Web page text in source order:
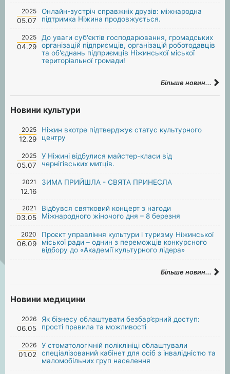
2025
05.07
Онлайн-зустріч справжніх друзів: міжнародна
підтримка Ніжина продовжується.
2025
04.29
До уваги суб'єктів господарювання, громадських
організацій підприємців, організацій роботодавців
та об'єднань підприємців Ніжинської міської
територіальної громади!
Більше новин...
Новини культури
2025
12.29
Ніжин вкотре підтверджує статус культурного
центру
2025
05.07
У Ніжині відбулися майстер-класи від
чернігівських митців.
2021
12.16
ЗИМА ПРИЙШЛА - СВЯТА ПРИНЕСЛА
2021
03.05
Відбувся святковий концерт з нагоди
Міжнародного жіночого дня – 8 березня
2020
06.09
Проєкт управління культури і туризму Ніжинської
міської ради – однин з переможців конкурсного
відбору до «Академії культурного лідера»
Більше новин...
Новини медицини
2026
06.05
Як бізнесу облаштувати безбар’єрний доступ:
прості правила та можливості
2026
01.02
У стоматологічній поліклініці облаштували
спеціалізований кабінет для осіб з інвалідністю та
маломобільних груп населення